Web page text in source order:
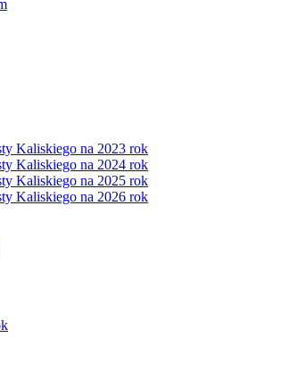
Kaliskiego na 2023 rok
Kaliskiego na 2024 rok
Kaliskiego na 2025 rok
Kaliskiego na 2026 rok